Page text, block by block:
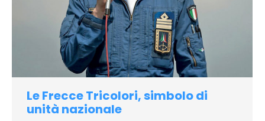
Le Frecce Tricolori, simbolo di
unità nazionale